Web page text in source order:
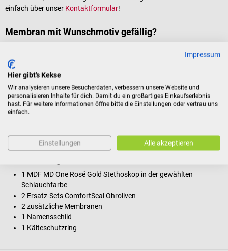
einfach über unser Kontaktformular!
Membran mit Wunschmotiv gefällig?
DocCheck Thïngs Stethoskopmembran „MyDrums“ mit deinem
Wunschmotiv. Ob Praxislogo, kreatives Motiv oder persönlicher Style:
Gestalte deine Membran direkt am Stethoskop im Bereich „Deine
Stethoskop-Membran mit Wunschmotiv“ und verleihe deinem
Stethoskop das gewisse Etwas.
Hinweis:
beizubehalten.
1 MDF MD One Rosé Gold Stethoskop in der gewählten
Schlauchfarbe
2 Ersatz-Sets ComfortSeal Ohroliven
2 zusätzliche Membranen
1 Namensschild
1 Kälteschutzring
Impressum
Hier gibt's Kekse
Wir analysieren unsere Besucherdaten, verbessern unsere Website und
personalisieren Inhalte für dich. Damit du ein großartiges Einkaufserlebnis
hast. Für weitere Informationen öffne bitte die Einstellungen oder vertrau uns
einfach.
Einstellungen Alle akzeptieren